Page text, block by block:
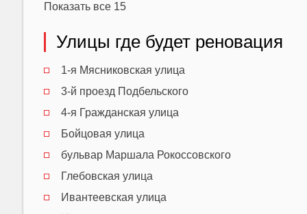
Показать все 15
Улицы где будет реновация
1-я Мясниковская улица
3-й проезд Подбельского
4-я Гражданская улица
Бойцовая улица
бульвар Маршала Рокоссовского
Глебовская улица
Ивантеевская улица